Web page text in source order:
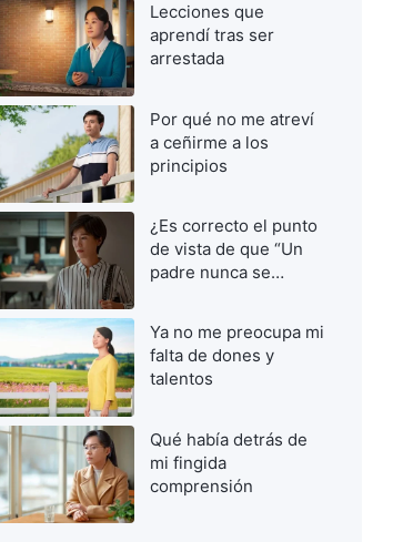
Lecciones que
aprendí tras ser
arrestada
Por qué no me atreví
a ceñirme a los
principios
¿Es correcto el punto
de vista de que “Un
padre nunca se
Ya no me preocupa mi
falta de dones y
talentos
Qué había detrás de
mi fingida
comprensión